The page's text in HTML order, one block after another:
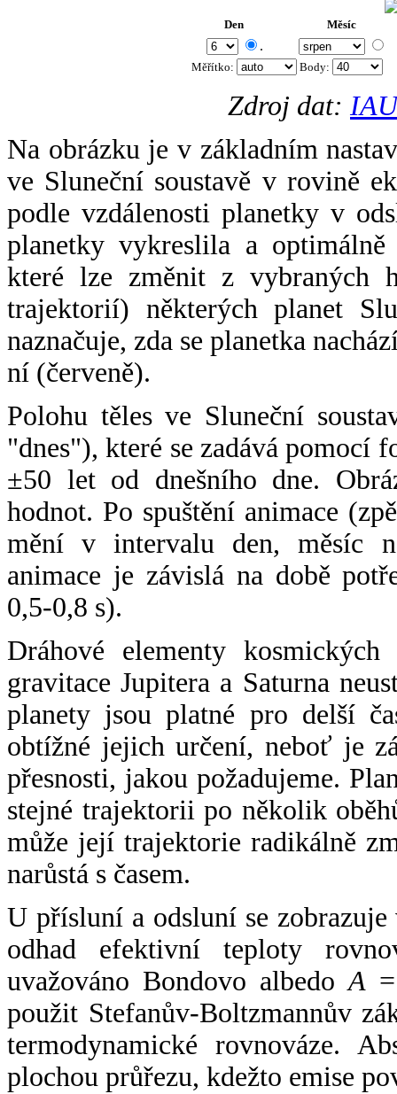
Den Měsíc
.
Měřítko: Body:
Zdroj dat:
Na obrázku je v základním
ve Sluneční soustavě v rovině
podle vzdálenosti planetky v
planetky vykreslila a
které lze změnit z vybraných
trajektorií) některých planet
naznačuje, zda se planetka
ní (červeně).
Polohu těles ve Sluneční
"dnes"), které se zadává pomocí
±50 let od dnešního dne.
hodnot. Po spuštění animace
mění v intervalu den, měsíc
animace je závislá na době
0,5-0,8 s).
Dráhové elementy
gravitace Jupitera a Saturna
planety jsou platné pro delší
obtížné jejich určení, neboť je
přesnosti, jakou požadujeme.
stejné trajektorii po několik
může její trajektorie radikálně
narůstá s časem.
U přísluní a odsluní se
odhad efektivní teploty
uvažováno Bondovo albedoA
použit Stefanův-Boltzmannův
termodynamické rovnováze.
plochou průřezu, kdežto emise